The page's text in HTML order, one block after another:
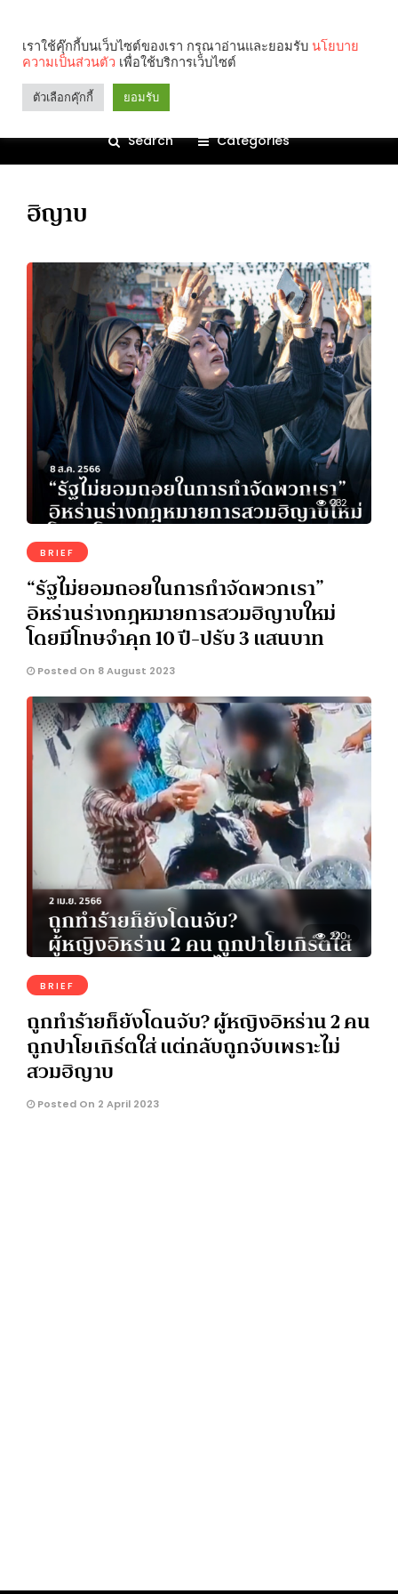
Search Categories
ฮิญาบ
232
BRIEF
“รัฐไม่ยอมถอยในการกำจัดพวกเรา”
อิหร่านร่างกฎหมายการสวมฮิญาบใหม่
โดยมีโทษจำคุก 10 ปี-ปรับ 3 แสนบาท
Posted On 8 August 2023
220
BRIEF
ถูกทำร้ายก็ยังโดนจับ? ผู้หญิงอิหร่าน 2 คน
ถูกปาโยเกิร์ตใส่ แต่กลับถูกจับเพราะไม่
สวมฮิญาบ
Posted On 2 April 2023
เราใช้คุ๊กกี้บนเว็บไซต์ของเรา กรุณาอ่านและยอมรับ นโยบาย
ความเป็นส่วนตัว เพื่อใช้บริการเว็บไซต์
ตัวเลือกคุ๊กกี้ ยอมรับ